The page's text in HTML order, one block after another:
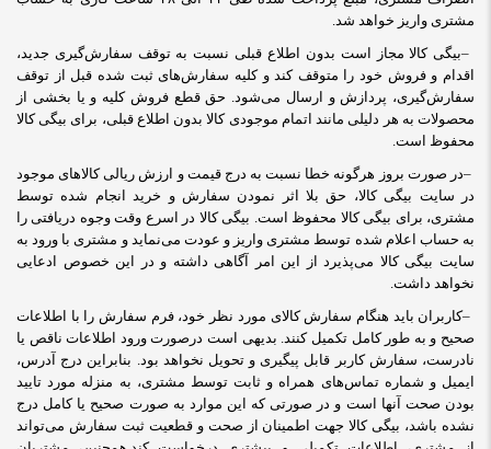
مشتری واریز خواهد شد.
–بیگی کالا مجاز است بدون اطلاع قبلی نسبت به توقف سفارش‌‏گیری جدید،
اقدام و فروش خود را متوقف کند و کلیه سفارش‌‏های ثبت شده قبل از توقف
سفارش‌‏گیری، پردازش و ارسال می‌‏شود. حق قطع فروش کلیه و یا بخشی از
محصولات به هر دلیلی مانند اتمام موجودی کالا بدون اطلاع قبلی، برای بیگی کالا
محفوظ است.
–در صورت بروز هرگونه خطا نسبت به درج قیمت و ارزش ریالی کالاهای موجود
در سایت بیگی کالا، حق بلا اثر نمودن سفارش و خرید انجام شده توسط
مشتری، برای بیگی کالا محفوظ است. بیگی کالا در اسرع وقت وجوه دریافتی را
به حساب اعلام شده توسط مشتری واریز و عودت می‌نماید و مشتری با ورود به
سایت بیگی کالا می‌پذیرد از این امر آگاهی داشته و در این خصوص ادعایی
نخواهد داشت.
–کاربران باید هنگام سفارش کالای مورد نظر خود، فرم سفارش را با اطلاعات
صحیح و به طور کامل تکمیل کنند. بدیهی است درصورت ورود اطلاعات ناقص یا
نادرست، سفارش کاربر قابل پیگیری و تحویل نخواهد بود. بنابراین درج آدرس،
ایمیل و شماره تماس‌های همراه و ثابت توسط مشتری، به منزله مورد تایید
بودن صحت آنها است و در صورتی که این موارد به صورت صحیح یا کامل درج
نشده باشد، بیگی کالا جهت اطمینان از صحت و قطعیت ثبت سفارش می‌تواند